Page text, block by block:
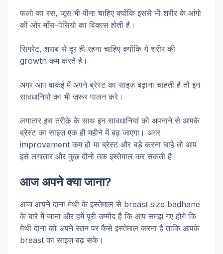
फलो का रस, जूस भी पीना चाहिए क्योंकि इससे भी शरीर के आंगो
की ओर माँस-पेसियो का विकास होती है।
सिगरेट, शराब से दूर ही रहना चाहिए क्योंकि ये शरीर की
growth कम करते है।
अगर आप वाकई में अपने ब्रेस्ट का साइज़ बढ़ाना चाहती है तो इन
सावधानियो का भी ज़रूर पालन करे।
लगातार इस तरीके के साथ इन सावधानियां को अपनाने से आपके
ब्रेस्ट का साइज़ एक ही महीने में बढ़ जाएगा। अगर
improvement कम हो या ब्रेस्ट और बड़े करना चाहे तो आप
इसे लगातार और कुछ दीनो तक इस्तेमाल कर सकती है।
आज अपने क्या जाना?
आज आपने दाना मेथी के इस्तेमाल से breast size badhane
के बारे में जाना और हमें पूरी उम्मीद है कि आप समझ गए होंगे कि
मेथी दाना को अपने स्तन पर कैसे इस्तेमाल करना है ताकि आपके
breast का साइज़ बढ़ सके।